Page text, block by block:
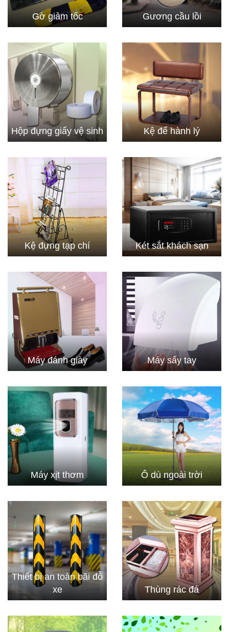
Gờ giảm tốc Gương cầu lồi
Hộp đựng giấy vệ sinh Kệ để hành lý
Kệ đựng tạp chí Két sắt khách sạn
Máy đánh giày Máy sấy tay
Máy xịt thơm Ô dù ngoài trời
Thiết bị an toàn bãi đỗ
xe
Thùng rác đá